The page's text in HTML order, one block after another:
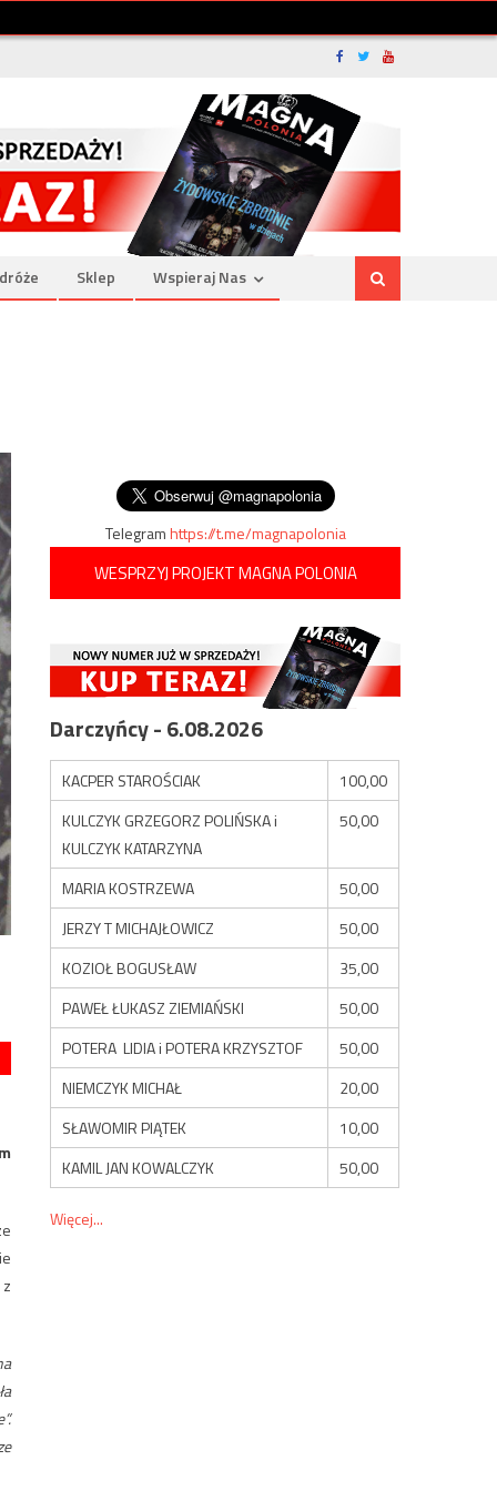
Sklep Wspieraj Nas
Telegramhttps://t.me/magnapolonia
WESPRZYJ PROJEKT MAGNA POLONIA
Darczyńcy - 6.08.2026
KACPER STAROŚCIAK
100,00
KULCZYK GRZEGORZ POLIŃSKA i
KULCZYK KATARZYNA
50,00
MARIA KOSTRZEWA
50,00
JERZY T MICHAJŁOWICZ
50,00
KOZIOŁ BOGUSŁAW
35,00
PAWEŁ ŁUKASZ ZIEMIAŃSKI
50,00
POTERA LIDIA i POTERA KRZYSZTOF
50,00
NIEMCZYK MICHAŁ
20,00
SŁAWOMIR PIĄTEK
10,00
KAMIL JAN KOWALCZYK
50,00
Więcej...